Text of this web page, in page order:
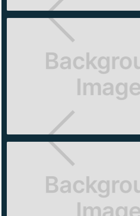
FRONIUS
GLOBAL